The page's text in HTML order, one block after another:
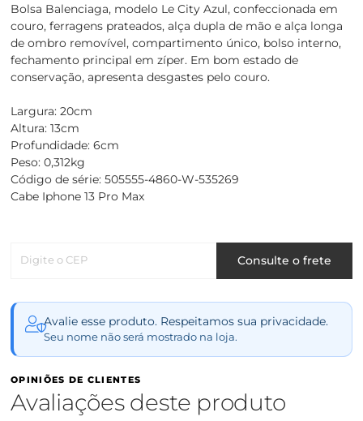
Bolsa Balenciaga, modelo Le City Azul, confeccionada em
couro, ferragens prateados, alça dupla de mão e alça longa
de ombro removível, compartimento único, bolso interno,
fechamento principal em zíper. Em bom estado de
conservação, apresenta desgastes pelo couro.
Largura: 20cm
Altura: 13cm
Profundidade: 6cm
Peso: 0,312kg
Código de série: 505555-4860-W-535269
Cabe Iphone 13 Pro Max
Digite o CEP Consulte o frete
Avalie esse produto. Respeitamos sua privacidade.
Seu nome não será mostrado na loja.
OPINIÕES DE CLIENTES
Avaliações deste produto